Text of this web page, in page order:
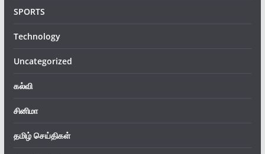
SPORTS
Technology
Uncategorized
கல்வி
சினிமா
தமிழ் செய்திகள்